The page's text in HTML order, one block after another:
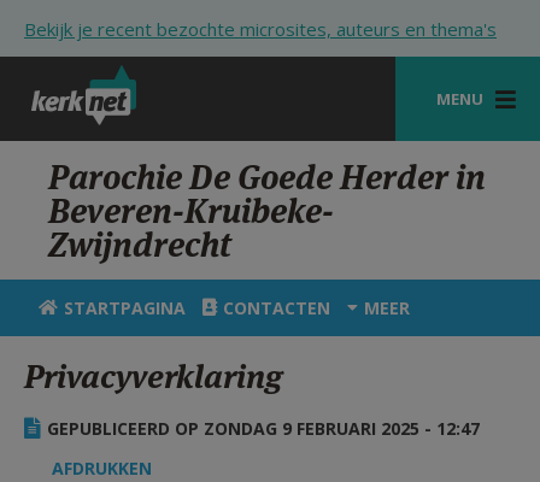
Bekijk je recent bezochte microsites, auteurs en thema's
MENU
STARTPAGINA
KERK
VIERINGEN
SHOP
ZOEKEN
HULP
STARTPAGINA PORTAAL
Parochie De Goede Herder in
Beveren-Kruibeke-
Zwijndrecht
STARTPAGINA CONTACTEN MEER
Privacyverklaring
GEPUBLICEERD OP ZONDAG 9 FEBRUARI 2025 - 12:47
AFDRUKKEN